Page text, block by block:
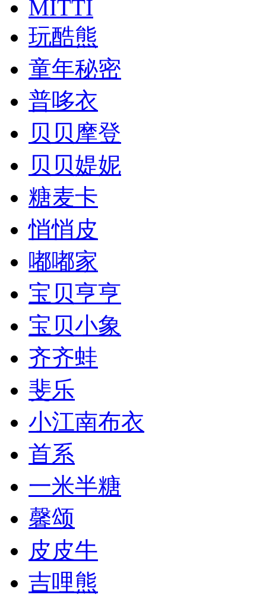
MITTI
玩酷熊
童年秘密
普哆衣
贝贝摩登
贝贝媞妮
糖麦卡
悄悄皮
嘟嘟家
宝贝亨亨
宝贝小象
齐齐蛙
斐乐
小江南布衣
首系
一米半糖
馨颂
皮皮牛
吉哩熊